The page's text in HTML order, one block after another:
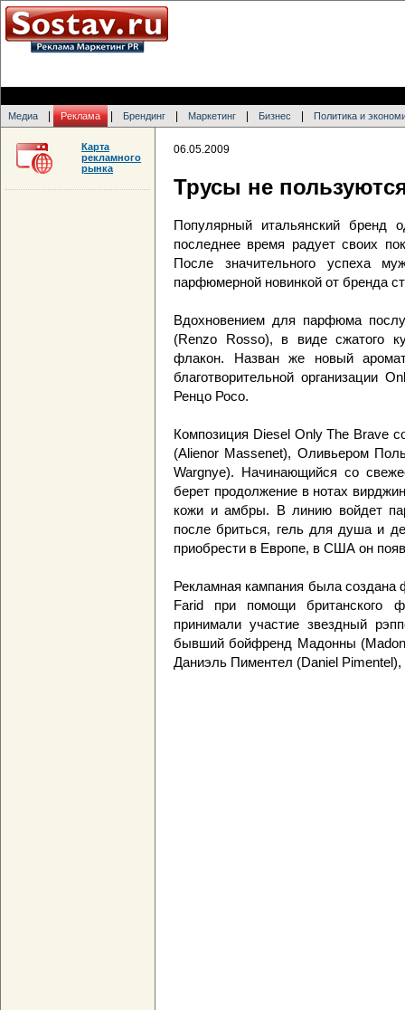
Медиа Реклама Брендинг Маркетинг Бизнес Политика и
06.05.2009
Трусы не
Популярный итальянский бренд
последнее время радует своих
После значительного успеха
парфюмерной новинкой от бренда
Вдохновением для парфюма
(Renzo Rosso), в виде сжатого
флакон. Назван же новый
благотворительной организации
Ренцо Росо.
Композиция Diesel Only The Brave
(Alienor Massenet), Оливьером
Wargnye). Начинающийся со
берет продолжение в нотах
кожи и амбры. В линию войдет
после бриться, гель для душа и
приобрести в Европе, в США он
Рекламная кампания была создана
Farid при помощи британского
принимали участие звездный
бывший бойфренд Мадонны
Даниэль Пиментел (Daniel
Карта
рекламного
рынка